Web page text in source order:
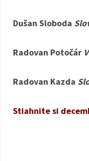
Dušan Sloboda
Radovan Potočár
Radovan Kazda
Stiahnite si